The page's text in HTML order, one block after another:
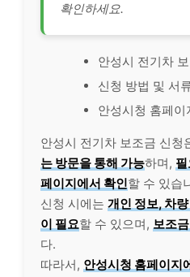
확인하세요.
안성시 전기차
신청 방법 및 서
안성시청 홈페이
안성시 전기차 보조금 신청
는 방문을 통해 가능하며,
페이지에서 확인할 수 있습
신청 시에는 개인 정보, 차
이 필요할 수 있으며, 보조
다.
따라서, 안성시청 홈페이지